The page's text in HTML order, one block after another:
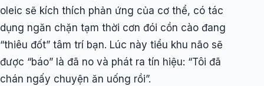
oleic sẽ kích thích phản ứng của cơ thể, có tác
dụng ngăn chặn tạm thời cơn đói cồn cào đang
“thiêu đốt” tâm trí bạn. Lúc này tiểu khu não sẽ
được “báo” là đã no và phát ra tín hiệu: “Tôi đã
chán ngấy chuyện ăn uống rồi”.